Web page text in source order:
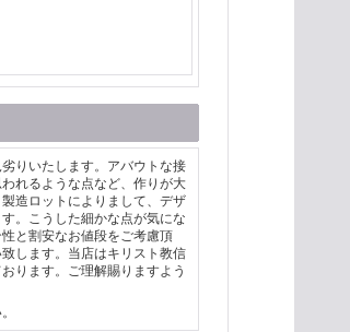
りいたします。アバウトな接
れるような点など、作りが大
造ロットによりまして、デザ
。こうした細かな点が気にな
と割安なお値段をご考慮頂
します。当店はキリスト教信
ります。ご理解賜りますよう